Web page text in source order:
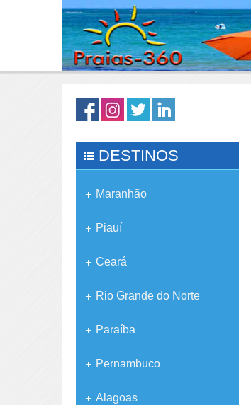
DESTINOS
Maranhão
Piauí
Ceará
Rio Grande do Norte
Paraíba
Pernambuco
Alagoas